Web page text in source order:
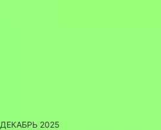
ДЕКАБРЬ 2025